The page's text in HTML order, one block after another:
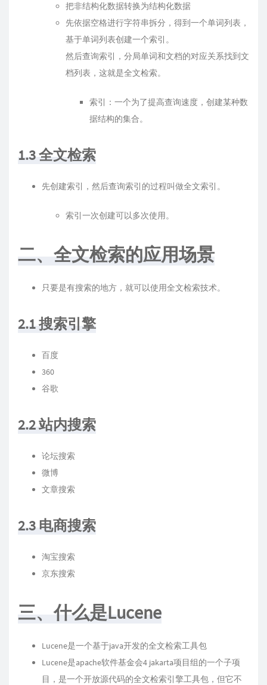
把非结构化数据转换为结构化数据
先依据空格进行字符串拆分，得到一个单词列表，
基于单词列表创建一个索引。
然后查询索引，分局单词和文档的对应关系找到文
档列表，这就是全文检索。
索引：一个为了提高查询速度，创建某种数
据结构的集合。
1.3 全文检索
先创建索引，然后查询索引的过程叫做全文索引。
索引一次创建可以多次使用。
二、全文检索的应用场景
只要是有搜索的地方，就可以使用全文检索技术。
2.1 搜索引擎
百度
360
谷歌
2.2 站内搜索
论坛搜索
微博
文章搜索
2.3 电商搜索
淘宝搜索
京东搜索
三、什么是Lucene
Lucene是一个基于java开发的全文检索工具包
Lucene是apache软件基金会4 jakarta项目组的一个子项
目，是一个开放源代码的全文检索引擎工具包，但它不